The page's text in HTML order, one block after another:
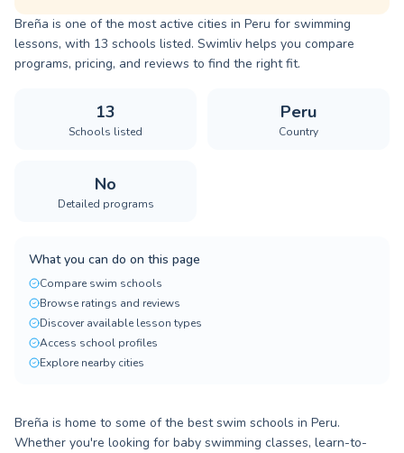
Breña is one of the most active cities in Peru for swimming
lessons, with 13 schools listed. Swimliv helps you compare
programs, pricing, and reviews to find the right fit.
13
Schools listed
Peru
Country
No
Detailed programs
What you can do on this page
Compare swim schools
Browse ratings and reviews
Discover available lesson types
Access school profiles
Explore nearby cities
Breña is home to some of the best swim schools in Peru.
Whether you're looking for baby swimming classes, learn-to-